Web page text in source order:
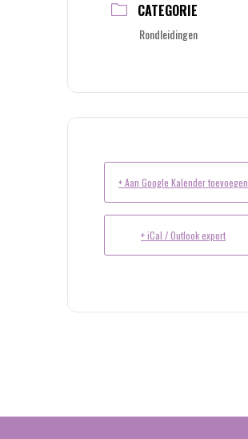
CATEGORIE
Rondleidingen
+ Aan Google Kalender toevoegen
+ iCal / Outlook export